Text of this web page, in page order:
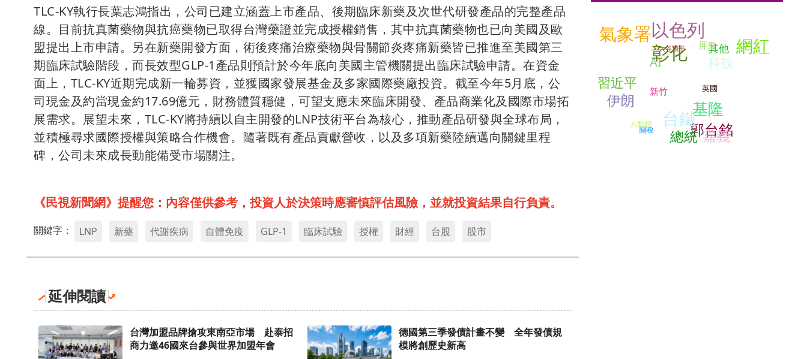
TLC-KY執行長葉志鴻指出，公司已建立涵蓋上市產品、後期臨床新藥及次世代研發產品的完整產品
線。目前抗真菌藥物與抗癌藥物已取得台灣藥證並完成授權銷售，其中抗真菌藥物也已向美國及歐
盟提出上市申請。另在新藥開發方面，術後疼痛治療藥物與骨關節炎疼痛新藥皆已推進至美國第三
期臨床試驗階段，而長效型GLP-1產品則預計於今年底向美國主管機關提出臨床試驗申請。在資金
面上，TLC-KY近期完成新一輪募資，並獲國家發展基金及多家國際藥廠投資。截至今年5月底，公
司現金及約當現金約17.69億元，財務體質穩健，可望支應未來臨床開發、產品商業化及國際市場拓
展需求。展望未來，TLC-KY將持續以自主開發的LNP技術平台為核心，推動產品研發與全球布局，
並積極尋求國際授權與策略合作機會。隨著既有產品貢獻營收，以及多項新藥陸續邁向關鍵里程
碑，公司未來成長動能備受市場關注。
《民視新聞網》提醒您：內容僅供參考，投資人於決策時應審慎評估風險，並就投資結果自行負責。
關鍵字： LNP 新藥 代謝疾病 自體免疫 GLP-1 臨床試驗 授權 財經 台股 股市
延伸閱讀
台灣加盟品牌搶攻東南亞市場 赴泰招
商力邀46國來台參與世界加盟年會
德國第三季發債計畫不變 全年發債規
模將創歷史新高
伊朗
八點檔 郭台銘
嘉義
AI
台鐵基隆
英國
其他
總統
氣象署
屏東
新竹
彰化 科技
以色列
網紅
關稅
習近平
大谷翔平